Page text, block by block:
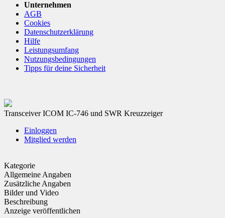
Unternehmen
AGB
Cookies
Datenschutzerklärung
Hilfe
Leistungsumfang
Nutzungsbedingungen
Tipps für deine Sicherheit
Transceiver ICOM IC-746 und SWR Kreuzzeiger
Einloggen
Mitglied werden
Kategorie
Allgemeine Angaben
Zusätzliche Angaben
Bilder und Video
Beschreibung
Anzeige veröffentlichen